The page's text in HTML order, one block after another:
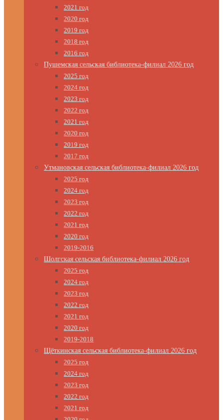
2021 год
2020 год
2019 год
2018 год
2016 год
Пушемская сельская библиотека-филиал 2026 год
2025 год
2024 год
2023 год
2022 год
2021 год
2020 год
2019 год
2017 год
Утмановская сельская библиотека-филиал 2026 год
2025 год
2024 год
2023 год
2022 год
2021 год
2020 год
2019-2016
Шолгская сельская библиотека-филиал 2026 год
2025 год
2024 год
2023 год
2022 год
2021 год
2020 год
2019-2018
Щёткинская сельская библиотека-филиал 2026 год
2025 год
2024 год
2023 год
2022 год
2021 год